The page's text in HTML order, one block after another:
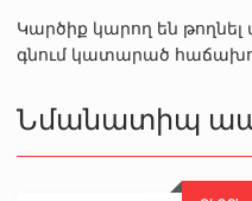
Կարծիք կարող են
գնում կատարած
Նմանատիպ